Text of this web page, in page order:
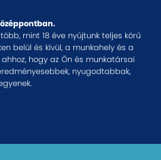
mint 18 éve nyújtunk teljes körű
belül és kívül, a munkahely és a
hogy az Ön és munkatársai
nyugodtabbak,